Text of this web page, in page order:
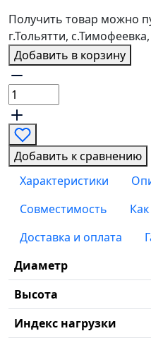
Получить товар можно
г.Тольятти,
Добавить в корзину
Добавить к сравнению
Характеристики
Совместимость
Доставка и оплата
Диаметр
Высота
Индекс нагрузки